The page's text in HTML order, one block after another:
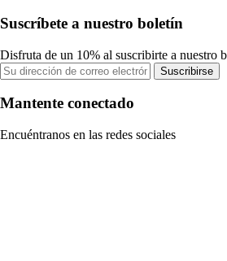
Suscríbete a nuestro boletín
Disfruta de un 10% al suscribirte a nuestro
Suscribirse
Mantente conectado
Encuéntranos en las redes sociales